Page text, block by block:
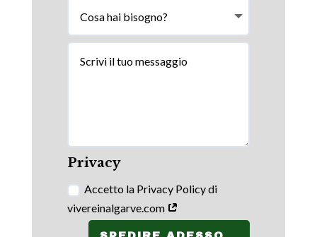
Privacy
Accetto la Privacy Policy di
vivereinalgarve.com